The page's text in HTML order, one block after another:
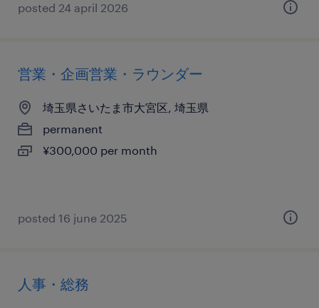
posted 24 april 2026
営業・企画営業・ラウンダー
埼玉県さいたま市大宮区, 埼玉県
permanent
¥300,000 per month
posted 16 june 2025
人事・総務